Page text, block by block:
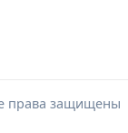
права защищены